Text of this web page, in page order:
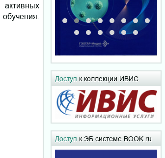
Доступ к коллекции ИВИС
Доступ к ЭБ системе BOOK.ru